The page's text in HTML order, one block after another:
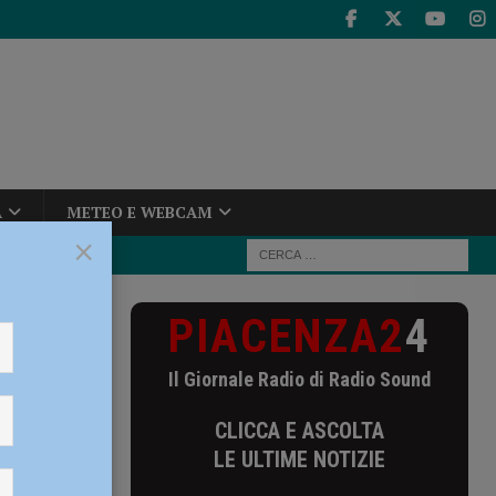
METEO E WEBCAM
strade
PIACENZA24
Il Giornale Radio di Radio Sound
CLICCA E ASCOLTA
LE ULTIME NOTIZIE
×